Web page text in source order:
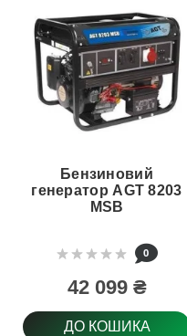
Бензиновий
генератор AGT 8203
MSB
0
42 099 ₴
ДО КОШИКА